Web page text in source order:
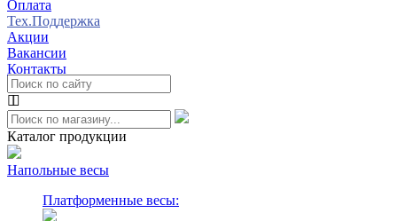
Оплата
Тех.Поддержка
Акции
Вакансии
Контакты
Каталог продукции
Напольные весы
Платформенные весы: